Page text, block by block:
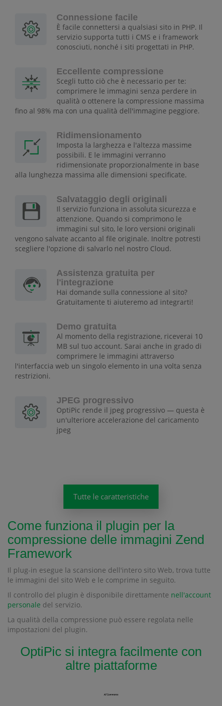
Connessione facile
È facile connettersi a qualsiasi sito in PHP. Il
servizio supporta tutti i CMS e i framework
conosciuti, nonché i siti progettati in PHP.
Eccellente compressione
Scegli tutto ciò che è necessario per te:
comprimere le immagini senza perdere in
qualità o ottenere la compressione massima
fino al 98% ma con una qualità dell'immagine peggiore.
Ridimensionamento
Imposta la larghezza e l'altezza massime
possibili. E le immagini verranno
ridimensionate proporzionalmente in base
alla lunghezza massima alle dimensioni specificate.
Salvataggio degli originali
Il servizio funziona in assoluta sicurezza e
attenzione. Quando si comprimono le
immagini sul sito, le loro versioni originali
vengono salvate accanto al file originale. Inoltre potresti
scegliere l'opzione di salvarlo nel nostro Cloud.
Assistenza gratuita per
l'integrazione
Hai domande sulla connessione al sito?
Gratuitamente ti aiuteremo ad integrarti!
Demo gratuita
Al momento della registrazione, riceverai 10
MB sul tuo account. Sarai anche in grado di
comprimere le immagini attraverso
l'interfaccia web un singolo elemento in una volta senza
restrizioni.
JPEG progressivo
OptiPic rende il jpeg progressivo — questa è
un'ulteriore accelerazione del caricamento
jpeg
Tutte le caratteristiche
Come funziona il plugin per la
compressione delle immagini Zend
Framework
Il plug-in esegue la scansione dell'intero sito Web, trova tutte
le immagini del sito Web e le comprime in seguito.
Il controllo del plugin è disponibile direttamente nell'account
personale del servizio.
La qualità della compressione può essere regolata nelle
impostazioni del plugin.
OptiPic si integra facilmente con
altre piattaforme